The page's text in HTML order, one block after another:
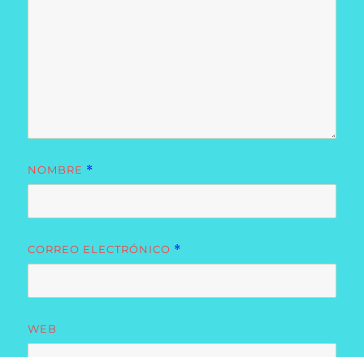
NOMBRE *
CORREO ELECTRÓNICO *
WEB